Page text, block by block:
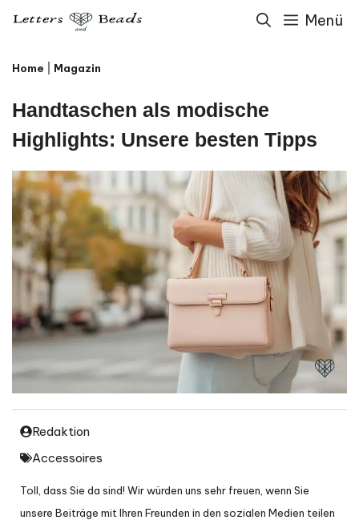
Zum
springen
Menü
Home Magazin
Handtaschen als modische
Highlights: Unsere besten Tipps
Redaktion
Accessoires
Toll, dass Sie da sind! Wir würden uns sehr freuen, wenn Sie
unsere Beiträge mit Ihren Freunden in den sozialen Medien teilen